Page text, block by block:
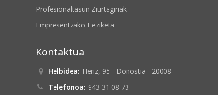
Profesionaltasun Ziurtagiriak
Empresentzako Heziketa
Kontaktua
Helbidea: Heriz, 95 - Donostia - 20008
Telefonoa: 943 31 08 73